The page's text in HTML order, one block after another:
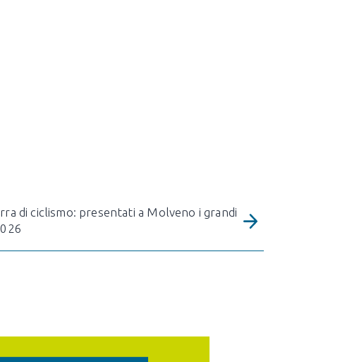
di ciclismo: presentati a Molveno i grandi